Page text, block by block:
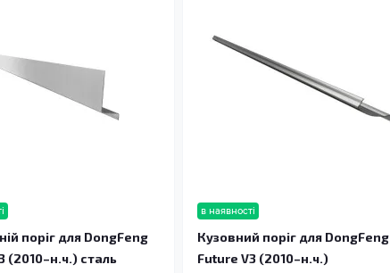
поріг для DongFeng
(2010–н.ч.) сталь
в наявності
Кузовний поріг для DongFeng
Future V3 (2010–н.ч.)